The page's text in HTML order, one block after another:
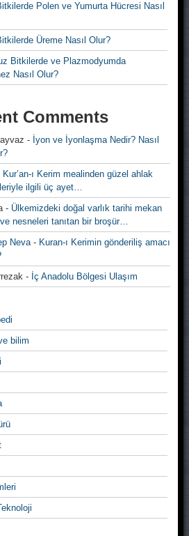
Polen ve Yumurta Hücresi Nasıl
Üreme Nasıl Olur?
Bitkilerde ve Plazmodyumda
Nasıl Olur?
Comments
- İyon ve İyonlaşma Nedir? Nasıl
Kur’an-ı Kerim mealinden güzel ahlak
ilgili üç ayet…
- Ülkemizdeki doğal varlık tarihi mekan
nesneleri tanıtan bir broşür…
Neva- Kuran-ı Kerimin gönderiliş amacı
- İç Anadolu Bölgesi Ulaşım
bilim